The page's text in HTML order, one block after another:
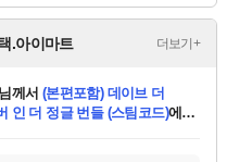
.아이마트 더보기+
께서 (본편포함) 데이브 더
인 더 정글 번들 (스팀코드)에